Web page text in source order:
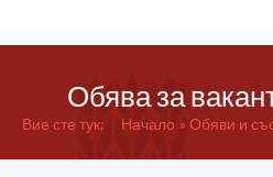
Обява за
Вие сте тук: Начало Обяви и